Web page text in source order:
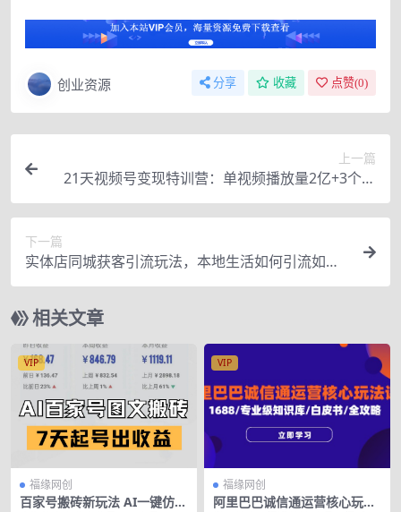
创业资源 分享 收藏 点赞(0)
上一篇
21天视频号变现特训营：单视频播放量2亿+3个月
涨粉30w+变现20w+（第14期）
下一篇
实体店同城获客引流玩法，本地生活如何引流如何
做团购直播（19节课时）
相关文章
VIP
福缘网创
百家号搬砖新玩法 AI一键仿写
VIP
福缘网创
阿里巴巴诚信通运营核心玩法